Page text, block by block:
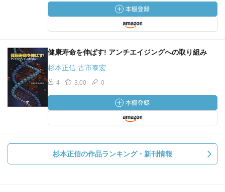
る、というように、人の好みも千差万別である例に引いて
いるのです。 オーストラリアに棲息するコアラは、ほか
の生物が食べない毒のあるユーカリの葉を食べて生きのび
要がなかったという点で有利でした。」
—『生物学の基礎はことわざにあり カエルの子はカエ
ル？ トンビがタカを生む？ (岩波ジュニア新書)』杉本 正
信著
議であるという意味です。生物の世界は、動物の行動から
分子生物学の世界にいたるまで、じつに「小説より奇な
健康寿命を伸ばす! アンチエイジングへの取り組み
杉本正信 古市泰宏
4 3.00 0
杉本正信の作品ランキング・新刊情報